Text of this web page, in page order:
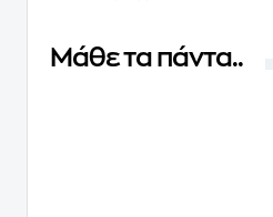
Μάθε τα πάντα..